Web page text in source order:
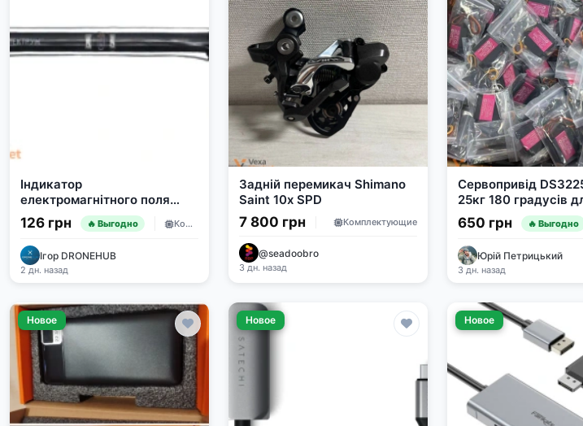
Індикатор
електромагнітного поля
«Спектрум»
126 грн 🔥 Выгодно Комплектующие
Ігор DRONEHUB
2 дн. назад
Задній перемикач Shimano
Saint 10x SPD
7 800 грн Комплектующие
@seadoobro
3 дн. назад
Сервопривід
25кг 180 градусів
Arduino ARM PIC
650 грн 🔥 Выгодно
Юрій Петрицький
3 дн. назад
Новое Новое Новое